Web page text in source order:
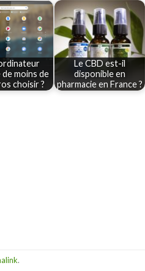
moins de
choisir ?
Le CBD est-il
disponible en
pharmacie en France ?
.